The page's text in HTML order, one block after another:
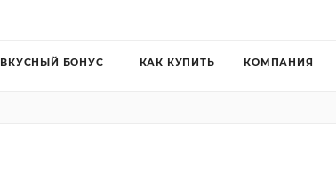
ВКУСНЫЙ БОНУС КАК КУПИТЬ КОМПАНИЯ